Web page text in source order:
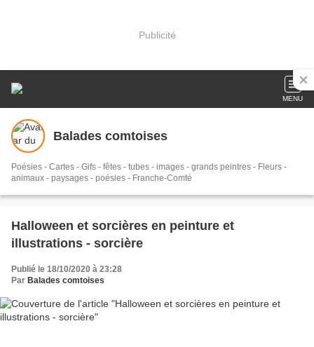
Publicité
MENU
Balades comtoises
Poésies - Cartes - Gifs - fêtes - tubes - images - grands peintres - Fleurs -
animaux - paysages - poésies - Franche-Comté
Halloween et sorcières en peinture et
illustrations - sorcière
Publié le 18/10/2020 à 23:28
Par Balades comtoises